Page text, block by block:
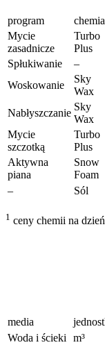
program chemia
Mycie
zasadnicze
Turbo
Plus
Spłukiwanie
–
Woskowanie
Sky
Wax
Nabłyszczanie
Sky
Wax
Mycie
szczotką
Turbo
Plus
Aktywna
piana
Snow
Foam
–
Sól
1 ceny chemii na dzień
media
Woda i ścieki
m³